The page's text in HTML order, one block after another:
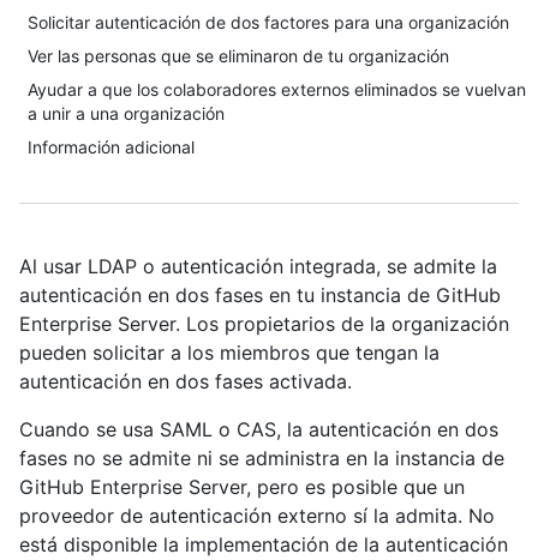
Solicitar autenticación de dos factores para una organización
Ver las personas que se eliminaron de tu organización
Ayudar a que los colaboradores externos eliminados se vuelvan
a unir a una organización
Información adicional
Al usar LDAP o autenticación integrada, se admite la
autenticación en dos fases en tu instancia de GitHub
Enterprise Server. Los propietarios de la organización
pueden solicitar a los miembros que tengan la
autenticación en dos fases activada.
Cuando se usa SAML o CAS, la autenticación en dos
fases no se admite ni se administra en la instancia de
GitHub Enterprise Server, pero es posible que un
proveedor de autenticación externo sí la admita. No
está disponible la implementación de la autenticación